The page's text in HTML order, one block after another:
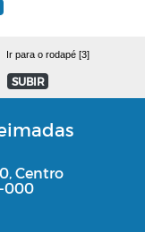
Ir para o rodapé [3]
SUBIR
Centro
000